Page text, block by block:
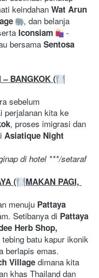
keindahan Wat Arun
, dan belanja
Iconsiam
-
bersama Sentosa
BANGKOK (
sebelum
, proses imigrasi dan
Asiatique Night
di hotel ***/setaraf
(
MAKAN PAGI,
menuju Pattaya
Setibanya di Pattaya
tebing batu kapur ikonik
berlapis emas.
Village dimana kita